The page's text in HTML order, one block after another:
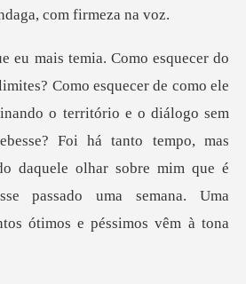
co
o território e o diálogo sem
Foi há tanto tempo, mas
daquele olhar so